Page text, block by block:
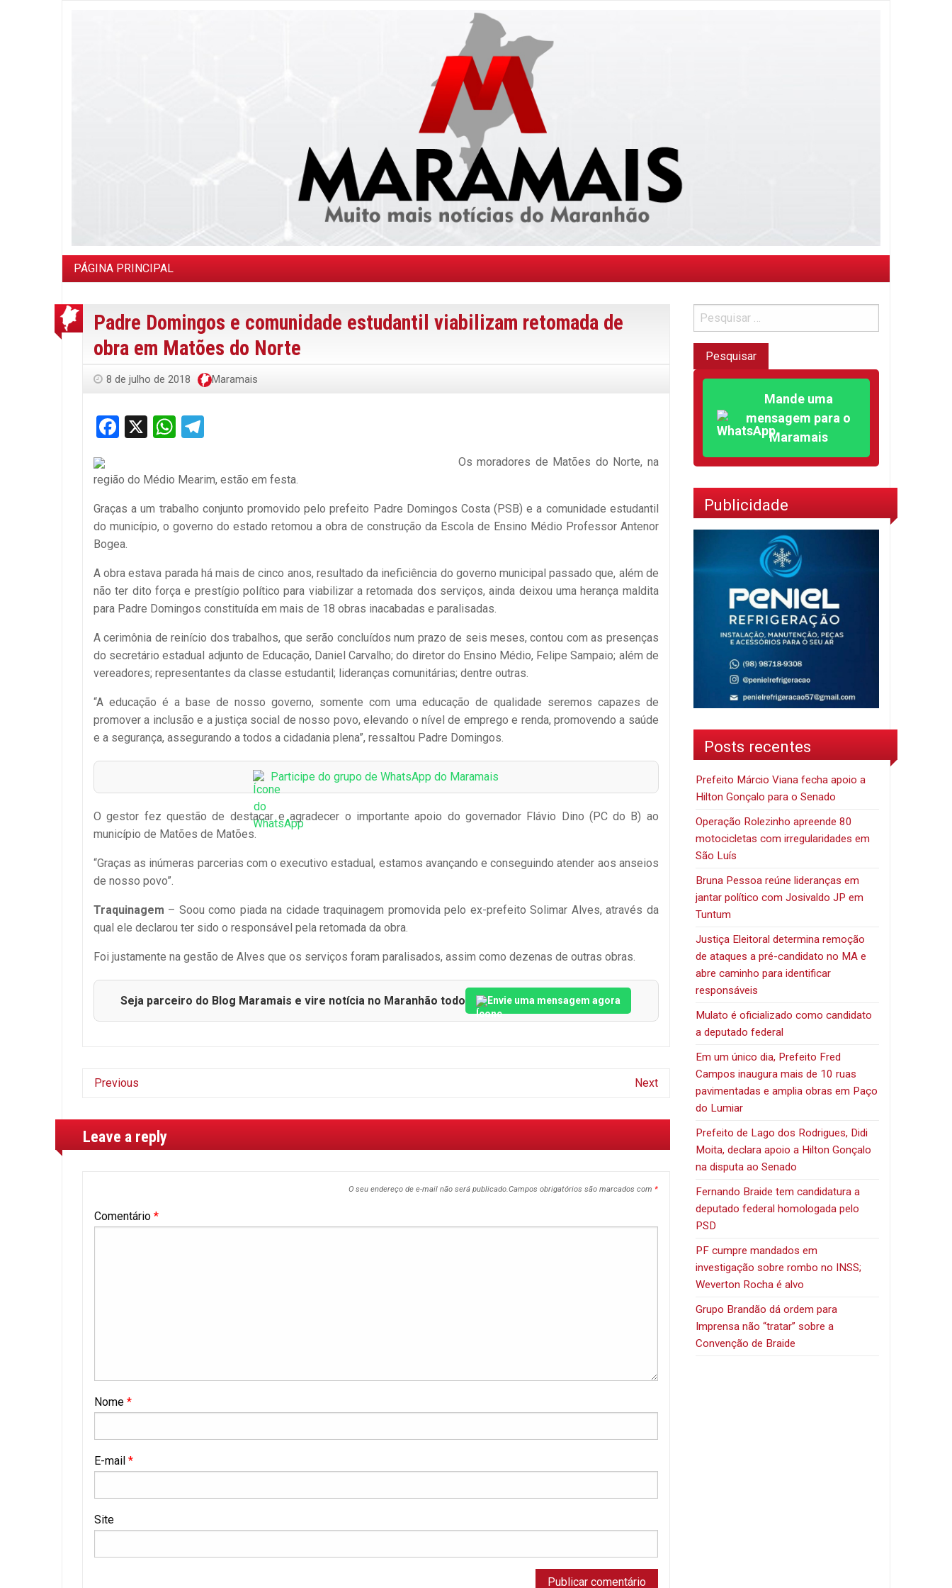
PÁGINA PRINCIPAL
Padre Domingos e comunidade estudantil viabilizam retomada de
obra em Matões do Norte
8 de julho de 2018 Maramais
Facebook
X WhatsApp
Os moradores de Matões do Norte, na
região do Médio Mearim, estão em festa.
Graças a um trabalho conjunto promovido pelo prefeito Padre Domingos Costa (PSB) e a comunidade estudantil
do município, o governo do estado retomou a obra de construção da Escola de Ensino Médio Professor Antenor
Bogea.
A obra estava parada há mais de cinco anos, resultado da ineficiência do governo municipal passado que, além de
não ter dito força e prestígio político para viabilizar a retomada dos serviços, ainda deixou uma herança maldita
para Padre Domingos constituída em mais de 18 obras inacabadas e paralisadas.
A cerimônia de reinício dos trabalhos, que serão concluídos num prazo de seis meses, contou com as presenças
do secretário estadual adjunto de Educação, Daniel Carvalho; do diretor do Ensino Médio, Felipe Sampaio; além de
vereadores; representantes da classe estudantil; lideranças comunitárias; dentre outras.
“A educação é a base de nosso governo, somente com uma educação de qualidade seremos capazes de
promover a inclusão e a justiça social de nosso povo, elevando o nível de emprego e renda, promovendo a saúde
e a segurança, assegurando a todos a cidadania plena”, ressaltou Padre Domingos.
Participe do grupo de WhatsApp do Maramais
O gestor fez questão de destacar e agradecer o importante apoio do governador Flávio Dino (PC do B) ao
município de Matões de Matões.
“Graças as inúmeras parcerias com o executivo estadual, estamos avançando e conseguindo atender aos anseios
de nosso povo”.
Traquinagem – Soou como piada na cidade traquinagem promovida pelo ex-prefeito Solimar Alves, através da
qual ele declarou ter sido o responsável pela retomada da obra.
Foi justamente na gestão de Alves que os serviços foram paralisados, assim como dezenas de outras obras.
Seja parceiro do Blog Maramais e vire notícia no Maranhão todo Envie uma mensagem agora
Previous Next
Leave a reply
O seu endereço de e-mail não será publicado.Campos obrigatórios são marcados com *
Comentário *
Nome *
E-mail *
Site
Mande uma
mensagem para o
Maramais
Publicidade
Posts recentes
Prefeito Márcio Viana fecha apoio a
Hilton Gonçalo para o Senado
Operação Rolezinho apreende 80
motocicletas com irregularidades em
São Luís
Bruna Pessoa reúne lideranças em
jantar político com Josivaldo JP em
Tuntum
Justiça Eleitoral determina remoção
de ataques a pré-candidato no MA e
abre caminho para identificar
responsáveis
Mulato é oficializado como candidato
a deputado federal
Em um único dia, Prefeito Fred
Campos inaugura mais de 10 ruas
pavimentadas e amplia obras em Paço
do Lumiar
Prefeito de Lago dos Rodrigues, Didi
Moita, declara apoio a Hilton Gonçalo
na disputa ao Senado
Fernando Braide tem candidatura a
deputado federal homologada pelo
PSD
PF cumpre mandados em
investigação sobre rombo no INSS;
Weverton Rocha é alvo
Grupo Brandão dá ordem para
Imprensa não “tratar” sobre a
Convenção de Braide